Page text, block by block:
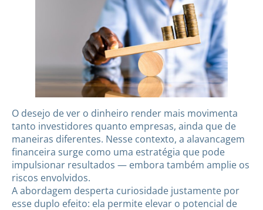
O desejo de ver o dinheiro render mais movimenta
tanto investidores quanto empresas, ainda que de
maneiras diferentes. Nesse contexto, a alavancagem
financeira surge como uma estratégia que pode
impulsionar resultados — embora também amplie os
riscos envolvidos.
A abordagem desperta curiosidade justamente por
esse duplo efeito: ela permite elevar o potencial de